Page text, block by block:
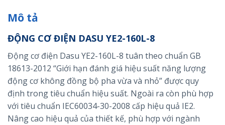
Mô tả
ĐỘNG CƠ ĐIỆN DASU YE2-160L-8
Động cơ điện Dasu YE2-160L-8 tuân theo chuẩn GB
18613-2012 “Giới hạn đánh giá hiệu suất năng lượng
động cơ không đồng bộ pha vừa và nhỏ” được quy
định trong tiêu chuẩn hiệu suất. Ngoài ra còn phù hợp
với tiêu chuẩn IEC60034-30-2008 cấp hiệu quả IE2.
Nâng cao hiệu quả của thiết kế, phù hợp với ngành